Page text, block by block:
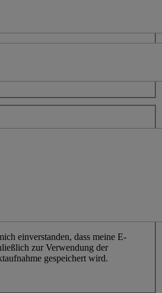
einverstanden, dass meine E-
zur Verwendung der
gespeichert wird.